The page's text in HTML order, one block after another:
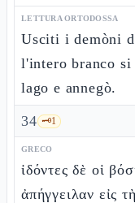
LETTURA ORTODOSSA
Usciti i demòni
l'intero branco
lago e annegò.
34 🗝️1
GRECO
ἰδόντες δὲ οἱ
ἀπήγγειλαν εἰς